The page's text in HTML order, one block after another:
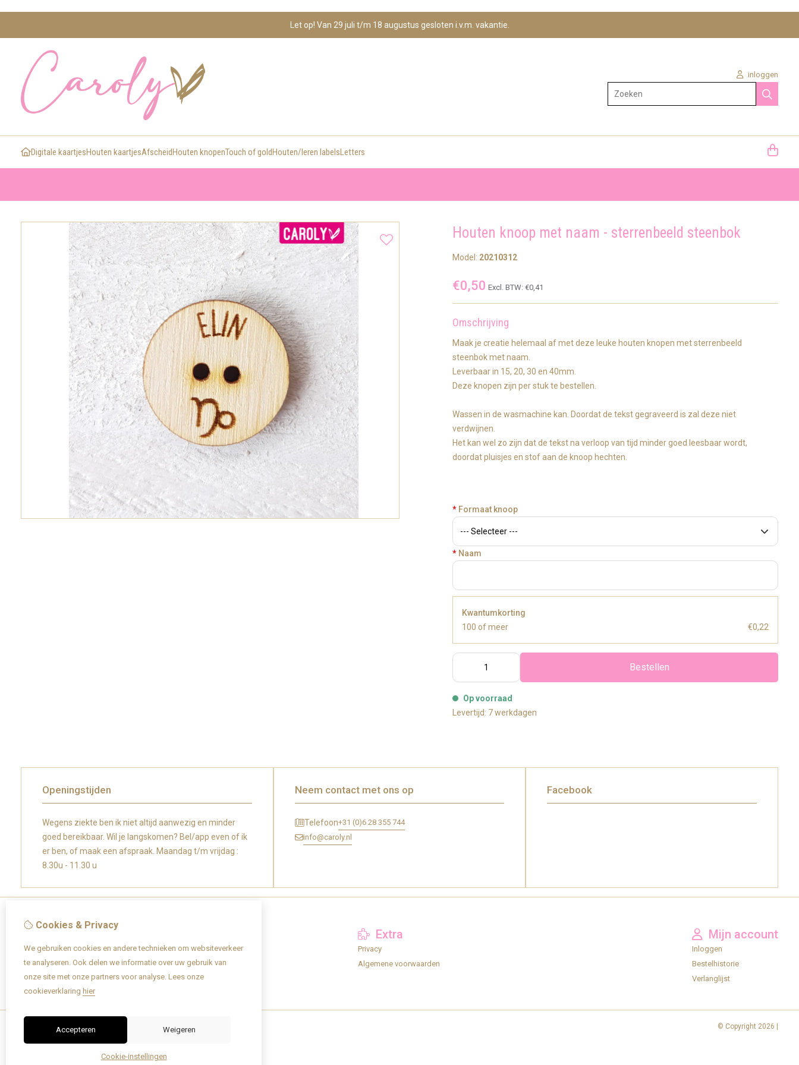
Let op! Van 29 juli t/m 18 augustus gesloten i.v.m. vakantie.
inloggen
Zoeken
Digitale kaartjesHouten kaartjesAfscheidHouten knopenTouch of goldHouten/leren labelsLetters
Houten knoop met naam - sterrenbeeld steenbok
Model: 20210312
€0,50 Excl. BTW:€0,41
Omschrijving
Maak je creatie helemaal af met deze leuke houten knopen met sterrenbeeld
steenbok met naam.
Leverbaar in 15, 20, 30 en 40mm.
Deze knopen zijn per stuk te bestellen.
Wassen in de wasmachine kan. Doordat de tekst gegraveerd is zal deze niet
verdwijnen.
Het kan wel zo zijn dat de tekst na verloop van tijd minder goed leesbaar wordt,
doordat pluisjes en stof aan de knoop hechten.
* Formaat knoop
* Naam
Kwantumkorting
100 of meer
€0,22
Bestellen
Op voorraad
Levertijd: 7 werkdagen
Openingstijden
Wegens ziekte ben ik niet altijd aanwezig en minder
goed bereikbaar. Wil je langskomen? Bel/app even of ik
er ben, of maak een afspraak. Maandag t/m vrijdag :
8.30u - 11.30 u
Neem contact met ons op
Telefoon+31 (0)6 28 355 744
info@caroly.nl
Facebook
Over Caroly
Verzending / retourneren
Geboortekaartjes info
Lettertypes
Extra
Privacy
Algemene voorwaarden
Mijn account
Inloggen
Bestelhistorie
Verlanglijst
© Copyright 2026 |
Cookies & Privacy
We gebruiken cookies en andere technieken om websiteverkeer
te analyseren. Ook delen we informatie over uw gebruik van
onze site met onze partners voor analyse. Lees onze
cookieverklaring hier
Accepteren Weigeren
Cookie-instellingen